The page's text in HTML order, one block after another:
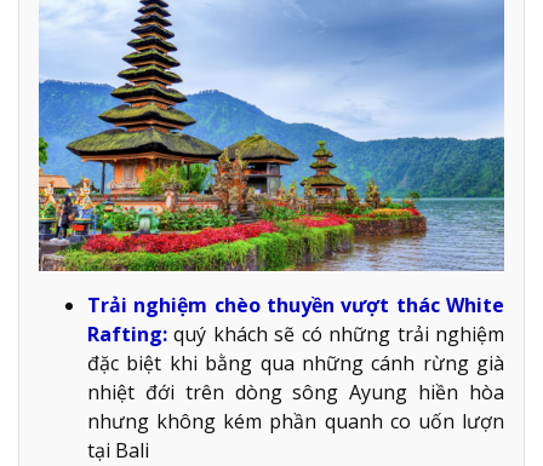
Trải nghiệm chèo thuyền vượt thác White
Rafting:quý khách sẽ có những trải nghiệm
đặc biệt khi bằng qua những cánh rừng già
nhiệt đới trên dòng sông Ayung hiền hòa
nhưng không kém phần quanh co uốn lượn
tại Bali